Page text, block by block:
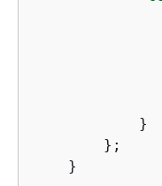
            }
        };
    }